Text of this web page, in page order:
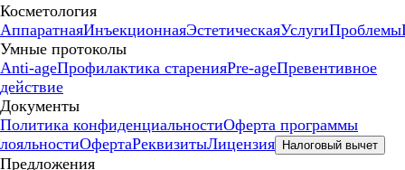
Косметология
АппаратнаяИнъекционнаяЭстетическаяУслугиПроблемы
Умные протоколы
Anti-ageПрофилактика старенияPre-ageПревентивное
действие
Документы
Политика конфиденциальностиОферта программы
лояльностиОфертаРеквизитыЛицензия Налоговый вычет
Предложения